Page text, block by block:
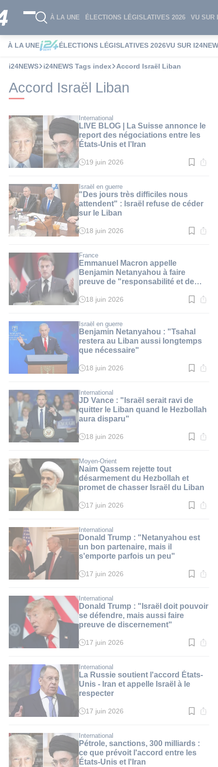
À LA UNE ÉLECTIONS LÉGISLATIVES 2026 VU SUR
À LA UNE ÉLECTIONS LÉGISLATIVES 2026VU SUR
i24NEWS i24NEWS Tags index Accord Israël Liban
Accord Israël Liban
International
LIVE BLOG | La Suisse annonce le
report des négociations entre les
États-Unis et l’Iran
Temps
:
1
min.
19 juin 2026
Israël en guerre
"Des jours très difficiles nous
attendent" : Israël refuse de céder
sur le Liban
Temps
:
4
min.
18 juin 2026
France
Emmanuel Macron appelle
Benjamin Netanyahou à faire
preuve de "responsabilité et de
Temps
:
3
min.
18 juin 2026
Israël en guerre
Benjamin Netanyahou : "Tsahal
restera au Liban aussi longtemps
que nécessaire"
Temps
:
2
min.
18 juin 2026
International
JD Vance : "Israël serait ravi de
quitter le Liban quand le Hezbollah
aura disparu"
Temps
:
3
min.
18 juin 2026
Moyen-Orient
Naim Qassem rejette tout
désarmement du Hezbollah et
promet de chasser Israël du Liban
Temps
:
3
min.
17 juin 2026
International
Donald Trump : "Netanyahou est
un bon partenaire, mais il
s'emporte parfois un peu"
Temps
:
3
min.
17 juin 2026
International
Donald Trump : "Israël doit pouvoir
se défendre, mais aussi faire
preuve de discernement"
Temps
:
3
min.
17 juin 2026
International
La Russie soutient l'accord États-
Unis - Iran et appelle Israël à le
respecter
Temps
:
2
min.
17 juin 2026
International
Pétrole, sanctions, 300 milliards :
ce que prévoit l'accord entre les
États-Unis et l'Iran